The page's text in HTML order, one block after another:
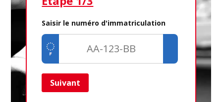
Saisir le numéro d'immatriculation
Suivant